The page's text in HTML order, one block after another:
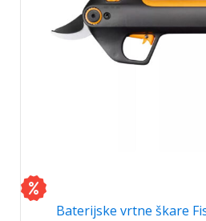
Baterijske vrtne škare